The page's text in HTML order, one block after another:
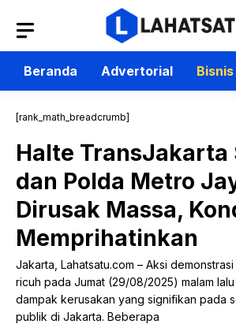
isi
Beranda
Advertorial Bisnis
[rank_math_breadcrumb]
Halte TransJakarta
dan Polda Metro
Dirusak Massa,
Memprihatinkan
Jakarta, Lahatsatu.com – Aksi
ricuh pada Jumat (29/08/2025) malam
dampak kerusakan yang signifikan pada
publik di Jakarta. Beberapa